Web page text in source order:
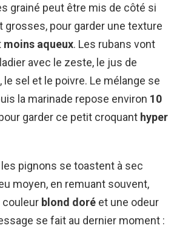
grainé peut être mis de côté si
pour garder une texture
moins aqueux. Les rubans vont
avec le zeste, le jus de
le sel et le poivre. Le mélange se
la marinade repose environ 10
garder ce petit croquant hyper
pignons se toastent à sec
moyen, en remuant souvent,
couleur blond doré et une odeur
se fait au dernier moment :